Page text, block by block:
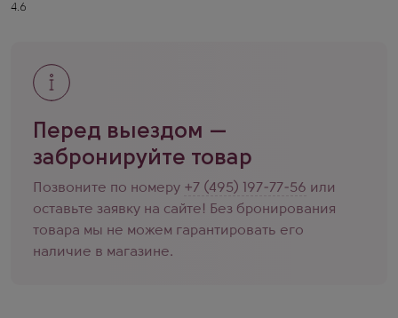
Перед выездом —
забронируйте товар
Позвоните по номеру +7 (495) 197-77-56 или
оставьте заявку на сайте! Без бронирования
товара мы не можем гарантировать его
наличие в магазине.